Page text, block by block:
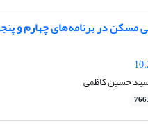
مسکن در برنامه‌های چهارم و
حسین کاظمی